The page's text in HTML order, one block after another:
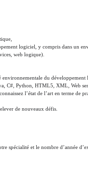
logiciel, y compris dans un
web logique).
environnementale du
C#, Python, HTML5, XML, Web
l’état de l’art en terme de
de nouveaux défis.
spécialité et le nombre d’année